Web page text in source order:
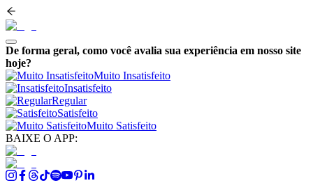
De forma geral, como você avalia sua experiência em nosso site
hoje?
Muito Insatisfeito
Insatisfeito
Regular
Satisfeito
Muito Satisfeito
BAIXE O APP: